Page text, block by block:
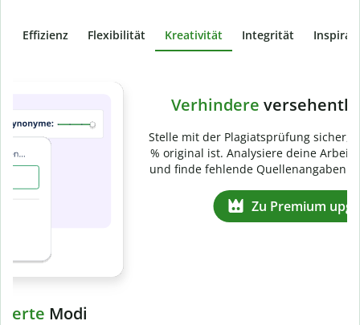
Effizienz Flexibilität Kreativität Integrität
Verhindere